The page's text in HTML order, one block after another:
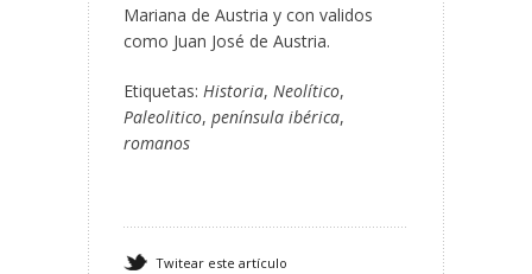
Mariana de Austria y con validos
como Juan José de Austria.
Etiquetas: Historia, Neolítico,
Paleolitico, península ibérica,
romanos
Twitear este artículo